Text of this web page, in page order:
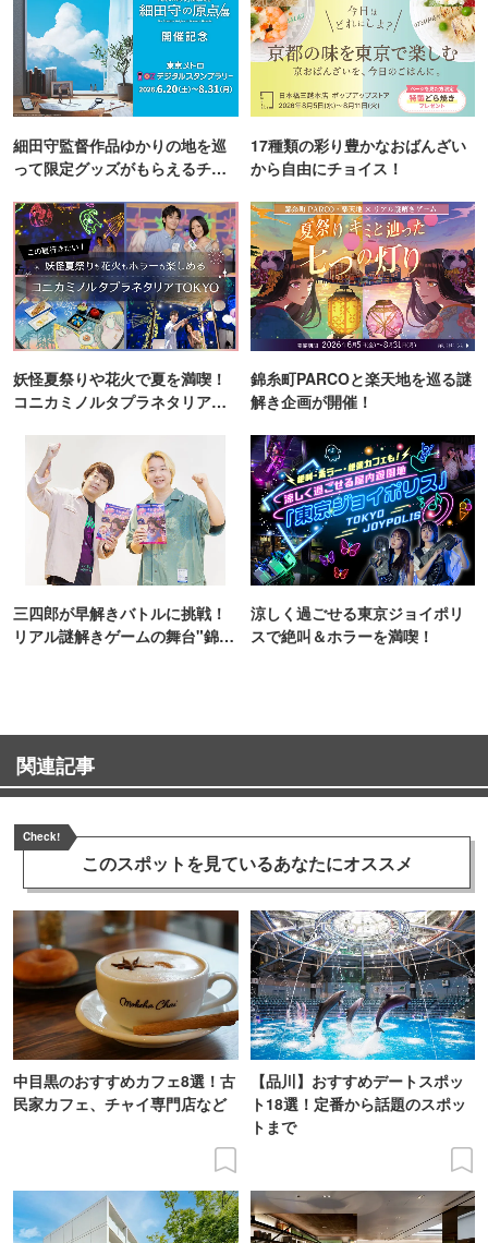
細田守監督作品ゆかりの地を巡
って限定グッズがもらえるチャ
17種類の彩り豊かなおばんざい
から自由にチョイス！
妖怪夏祭りや花火で夏を満喫！
コニカミノルタプラネタリア
錦糸町PARCOと楽天地を巡る謎
解き企画が開催！
三四郎が早解きバトルに挑戦！
リアル謎解きゲームの舞台"錦糸
涼しく過ごせる東京ジョイポリ
スで絶叫＆ホラーを満喫！
関連記事
Check!
このスポットを見ているあなたにオススメ
中目黒のおすすめカフェ8選！古
民家カフェ、チャイ専門店など
【品川】おすすめデートスポッ
ト18選！定番から話題のスポッ
トまで